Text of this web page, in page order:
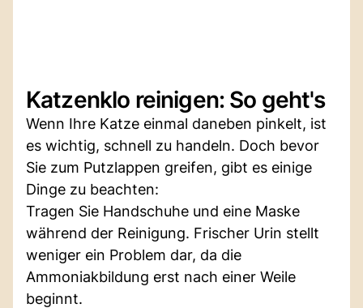
Katzenklo reinigen: So geht's
Wenn Ihre Katze einmal daneben pinkelt, ist
es wichtig, schnell zu handeln. Doch bevor
Sie zum Putzlappen greifen, gibt es einige
Dinge zu beachten:
Tragen Sie Handschuhe und eine Maske
während der Reinigung. Frischer Urin stellt
weniger ein Problem dar, da die
Ammoniakbildung erst nach einer Weile
beginnt.